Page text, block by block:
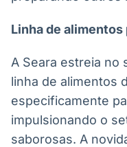
Linha de
A Seara estreia no
linha de alimentos
especificamente
impulsionando o
saborosas. A